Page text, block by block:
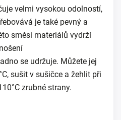
velmi vysokou odolností,
je také pevný a
směsi materiálů vydrží
se udržuje. Můžete jej
sušit v sušičce a žehlit při
zrubné strany.